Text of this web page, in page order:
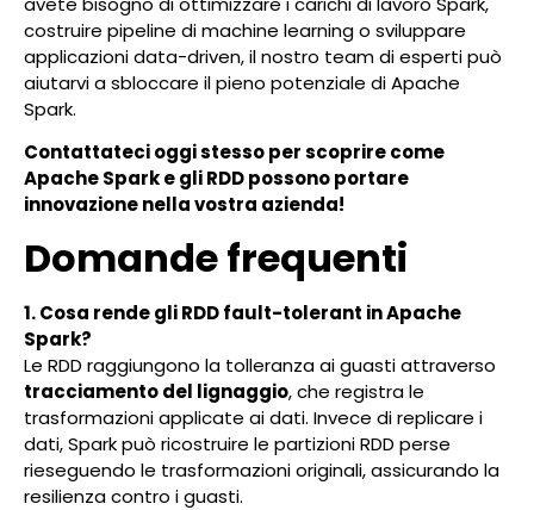
costruire pipeline di machine learning o sviluppare
applicazioni data-driven, il nostro team di esperti può
aiutarvi a sbloccare il pieno potenziale di Apache
Spark.
Contattateci oggi stesso per scoprire come
Apache Spark e gli RDD possono portare
innovazione nella vostra azienda!
Domande frequenti
1. Cosa rende gli RDD fault-tolerant in Apache
Spark?
Le RDD raggiungono la tolleranza ai guasti attraverso
tracciamento del lignaggio, che registra le
trasformazioni applicate ai dati. Invece di replicare i
dati, Spark può ricostruire le partizioni RDD perse
rieseguendo le trasformazioni originali, assicurando la
resilienza contro i guasti.